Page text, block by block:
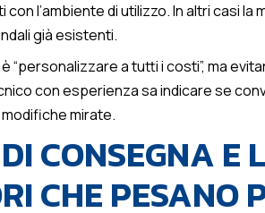
l’ambiente di utilizzo. In altri casi
già esistenti.
“personalizzare a tutti i costi”, ma
con esperienza sa indicare se
mirate.
CONSEGNA E
CHE PESANO